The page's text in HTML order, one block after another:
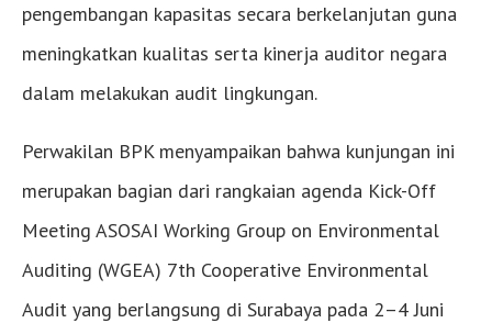
pengembangan kapasitas secara berkelanjutan guna
meningkatkan kualitas serta kinerja auditor negara
dalam melakukan audit lingkungan.
Perwakilan BPK menyampaikan bahwa kunjungan ini
merupakan bagian dari rangkaian agenda Kick-Off
Meeting ASOSAI Working Group on Environmental
Auditing (WGEA) 7th Cooperative Environmental
Audit yang berlangsung di Surabaya pada 2–4 Juni